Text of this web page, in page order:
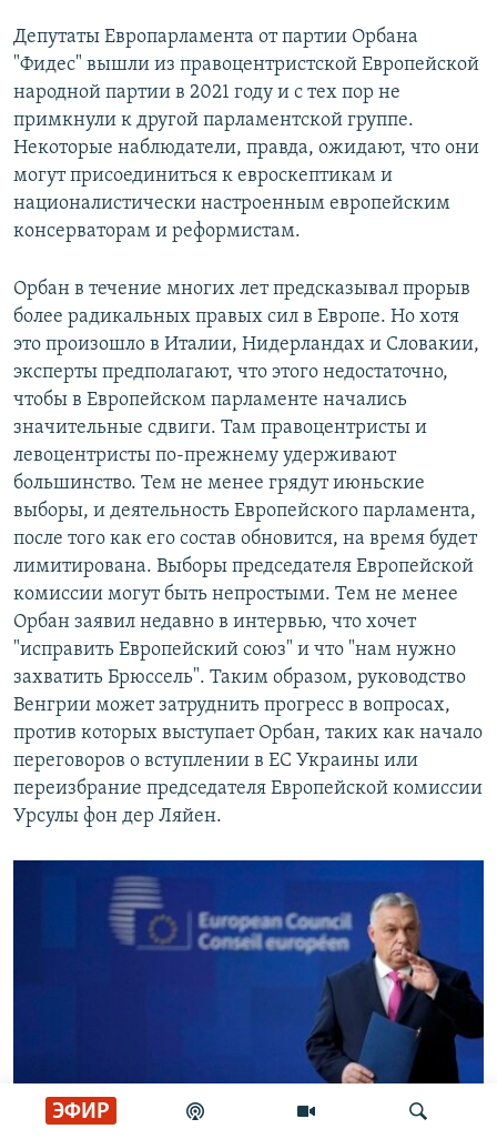
ЭФИР
Депутаты Европарламента от партии Орбана
"Фидес" вышли из правоцентристской Европейской
народной партии в 2021 году и с тех пор не
примкнули к другой парламентской группе.
Некоторые наблюдатели, правда, ожидают, что они
могут присоединиться к евроскептикам и
националистически настроенным европейским
консерваторам и реформистам.
Орбан в течение многих лет предсказывал прорыв
более радикальных правых сил в Европе. Но хотя
это произошло в Италии, Нидерландах и Словакии,
эксперты предполагают, что этого недостаточно,
чтобы в Европейском парламенте начались
значительные сдвиги. Там правоцентристы и
левоцентристы по-прежнему удерживают
большинство. Тем не менее грядут июньские
выборы, и деятельность Европейского парламента,
после того как его состав обновится, на время будет
лимитирована. Выборы председателя Европейской
комиссии могут быть непростыми. Тем не менее
Орбан заявил недавно в интервью, что хочет
"исправить Европейский союз" и что "нам нужно
захватить Брюссель". Таким образом, руководство
Венгрии может затруднить прогресс в вопросах,
против которых выступает Орбан, таких как начало
переговоров о вступлении в ЕС Украины или
переизбрание председателя Европейской комиссии
Урсулы фон дер Ляйен.